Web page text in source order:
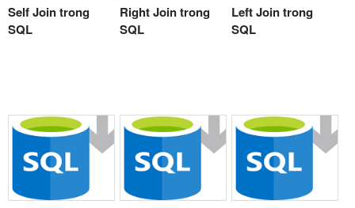
Self Join trong
SQL
Right Join trong
SQL
Left Join trong
SQL